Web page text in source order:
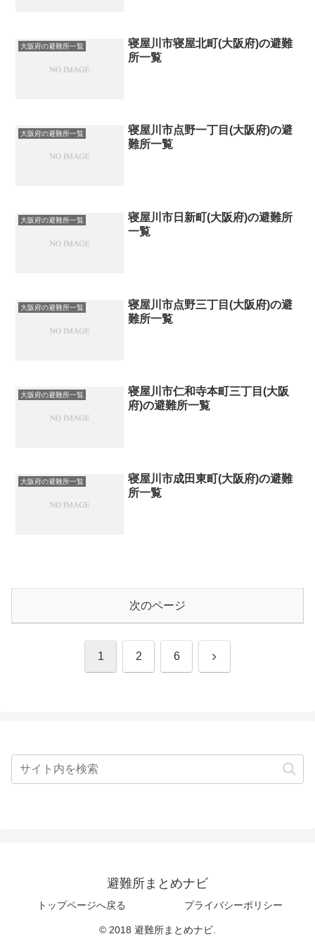
大阪府の避難所一覧
寝屋川市寝屋北町(大阪府)の避難
所一覧
大阪府の避難所一覧
寝屋川市点野一丁目(大阪府)の避
難所一覧
大阪府の避難所一覧
寝屋川市日新町(大阪府)の避難所
一覧
大阪府の避難所一覧
寝屋川市点野三丁目(大阪府)の避
難所一覧
大阪府の避難所一覧
寝屋川市仁和寺本町三丁目(大阪
府)の避難所一覧
大阪府の避難所一覧
寝屋川市成田東町(大阪府)の避難
所一覧
次のページ
1 2 6 次
避難所まとめナビ
トップページへ戻る プライバシーポリシー
© 2018 避難所まとめナビ.